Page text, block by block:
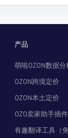
产品
萌啦OZON数据分
OZON跨境定价
OZON本土定价
OZO卖家助手插件
有趣翻译工具（